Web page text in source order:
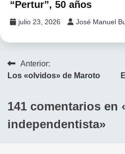
“Pertur”, 50 años
julio 23, 2026 José Manuel
Navegación
entradas
Anterior:
Los «olvidos» de Maroto
141 comentarios en
independentista»